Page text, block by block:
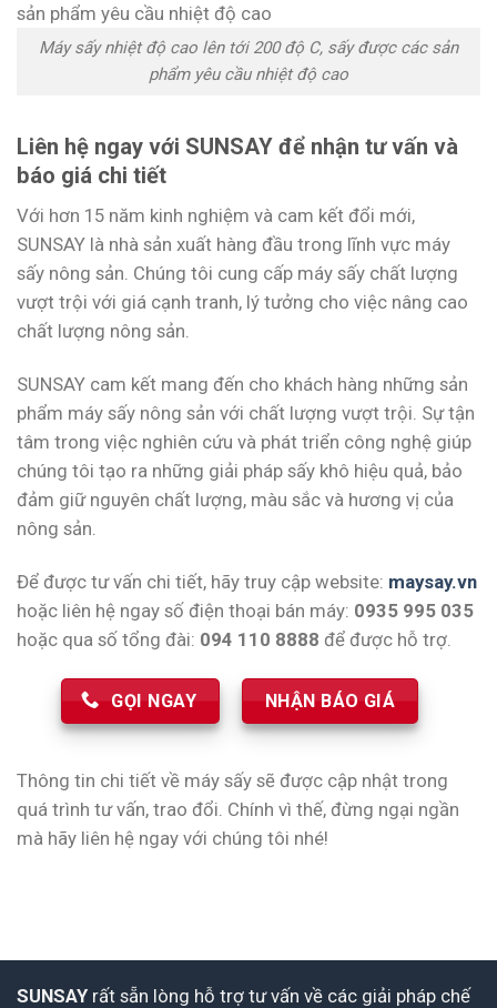
Máy sấy nhiệt độ cao lên tới 200 độ C, sấy được các sản
phẩm yêu cầu nhiệt độ cao
Liên hệ ngay với SUNSAY để nhận tư vấn và
báo giá chi tiết
Với hơn 15 năm kinh nghiệm và cam kết đổi mới,
SUNSAY là nhà sản xuất hàng đầu trong lĩnh vực máy
sấy nông sản. Chúng tôi cung cấp máy sấy chất lượng
vượt trội với giá cạnh tranh, lý tưởng cho việc nâng cao
chất lượng nông sản.
SUNSAY cam kết mang đến cho khách hàng những sản
phẩm máy sấy nông sản với chất lượng vượt trội. Sự tận
tâm trong việc nghiên cứu và phát triển công nghệ giúp
chúng tôi tạo ra những giải pháp sấy khô hiệu quả, bảo
đảm giữ nguyên chất lượng, màu sắc và hương vị của
nông sản.
Để được tư vấn chi tiết, hãy truy cập website: maysay.vn
hoặc liên hệ ngay số điện thoại bán máy: 0935 995 035
hoặc qua số tổng đài: 094 110 8888 để được hỗ trợ.
GỌI NGAY NHẬN BÁO GIÁ
Thông tin chi tiết về máy sấy sẽ được cập nhật trong
quá trình tư vấn, trao đổi. Chính vì thế, đừng ngại ngần
mà hãy liên hệ ngay với chúng tôi nhé!
SUNSAY rất sẵn lòng hỗ trợ tư vấn về các giải pháp chế